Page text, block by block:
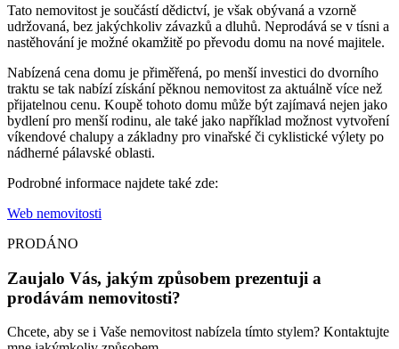
Tato nemovitost je součástí dědictví, je však obývaná a vzorně
udržovaná, bez jakýchkoliv závazků a dluhů. Neprodává se v tísni a
nastěhování je možné okamžitě po převodu domu na nové majitele.
Nabízená cena domu je přiměřená, po menší investici do dvorního
traktu se tak nabízí získání pěknou nemovitost za aktuálně více než
přijatelnou cenu. Koupě tohoto domu může být zajímavá nejen jako
bydlení pro menší rodinu, ale také jako například možnost vytvoření
víkendové chalupy a základny pro vinařské či cyklistické výlety po
nádherné pálavské oblasti.
Podrobné informace najdete také zde:
Web nemovitosti
PRODÁNO
Zaujalo Vás, jakým způsobem prezentuji a
prodávám nemovitosti?
Chcete, aby se i Vaše nemovitost nabízela tímto stylem? Kontaktujte